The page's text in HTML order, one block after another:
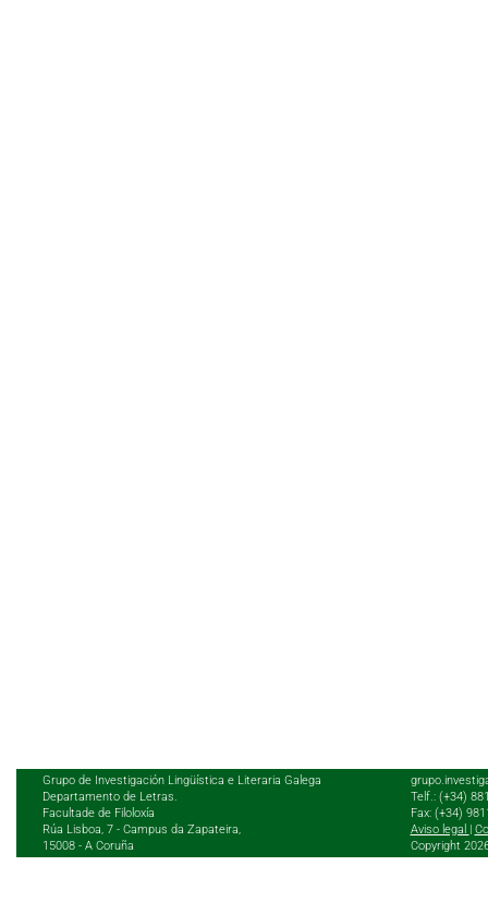
Grupo de Investigación Lingüística e Literaria Galega
Departamento de Letras.
Facultade de Filoloxía
Rúa Lisboa, 7 - Campus da Zapateira,
15008 - A Coruña
Telf.: (+34)
Fax: (+34)
Aviso legal
Copyright